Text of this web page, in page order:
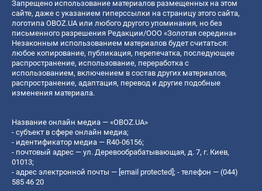
Запрещено использование материалов размещенных на этом
сайте, даже с указанием гиперссылки на страницу этого сайта,
логотипа OBOZ.UA или любого другого упоминания, но без
письменного разрешения Редакции/ООО «Золотая середина»
Незаконным использованием материалов будет считаться:
любое копирование, публикация, перепечатка, последующее
распространение, использование, переработка с
использованием, включением в состав других материалов,
распространение, адаптация, перевод и другие подобные
изменения материала.
Название онлайн медиа — «OBOZ.UA»
- субъект в сфере онлайн медиа;
- идентификатор медиа — R40-06156;
- почтовый адрес — ул. Деревообрабатывающая, д. 7, г. Киев,
01013;
- адрес электронной почты — [email protected] ; - телефон — (044)
585 46 20